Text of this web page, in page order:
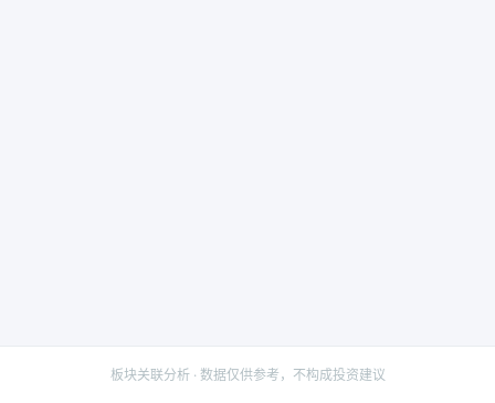
板块关联分析 · 数据仅供参考，不构成投资建议